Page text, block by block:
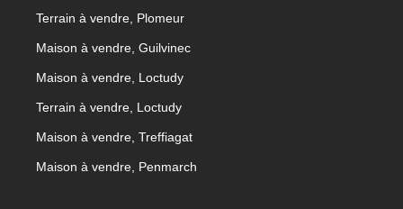
Terrain à vendre, Plomeur
Maison à vendre, Guilvinec
Maison à vendre, Loctudy
Terrain à vendre, Loctudy
Maison à vendre, Treffiagat
Maison à vendre, Penmarch